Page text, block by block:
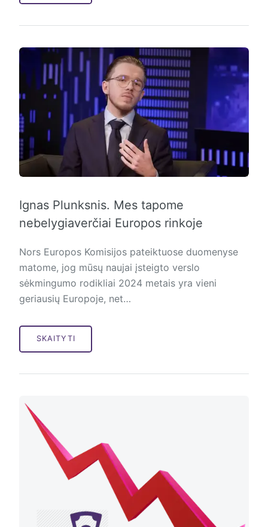
Ignas Plunksnis. Mes tapome
nebelygiaverčiai Europos rinkoje
Nors Europos Komisijos pateiktuose duomenyse
matome, jog mūsų naujai įsteigto verslo
sėkmingumo rodikliai 2024 metais yra vieni
geriausių Europoje, net…
SKAITYTI